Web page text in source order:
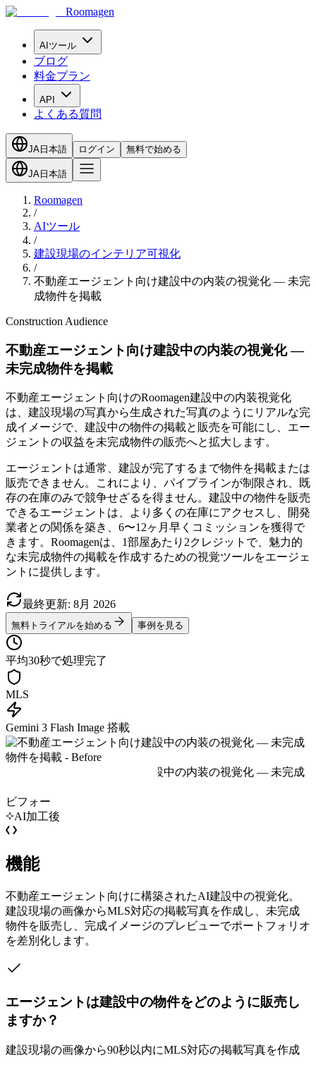
Roomagen
AIツール
ブログ
料金プラン
API
よくある質問
JA 日本語 ログイン 無料で始める
JA 日本語
Roomagen
/
AIツール
/
建設現場のインテリア可視化
/
不動産エージェント向け建設中の内装の視覚化 — 未完
成物件を掲載
Construction Audience
不動産エージェント向け建設中の内装の視覚化 —
未完成物件を掲載
不動産エージェント向けのRoomagen建設中の内装視覚化
は、建設現場の写真から生成された写真のようにリアルな完
成イメージで、建設中の物件の掲載と販売を可能にし、エー
ジェントの収益を未完成物件の販売へと拡大します。
エージェントは通常、建設が完了するまで物件を掲載または
販売できません。これにより、パイプラインが制限され、既
存の在庫のみで競争せざるを得ません。建設中の物件を販売
できるエージェントは、より多くの在庫にアクセスし、開発
業者との関係を築き、6〜12ヶ月早くコミッションを獲得で
きます。Roomagenは、1部屋あたり2クレジットで、魅力的
な未完成物件の掲載を作成するための視覚ツールをエージェ
ントに提供します。
最終更新: 8月 2026
無料トライアルを始める 事例を見る
平均30秒で処理完了
MLS
Gemini 3 Flash Image 搭載
ビフォー
AI加工後
機能
不動産エージェント向けに構築されたAI建設中の視覚化。
建設現場の画像からMLS対応の掲載写真を作成し、未完成
物件を販売し、完成イメージのプレビューでポートフォリオ
を差別化します。
エージェントは建設中の物件をどのように販売し
ますか？
建設現場の画像から90秒以内にMLS対応の掲載写真を作成